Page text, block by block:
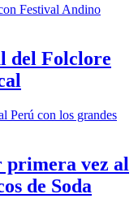
del Folclore
primera vez al
de Soda